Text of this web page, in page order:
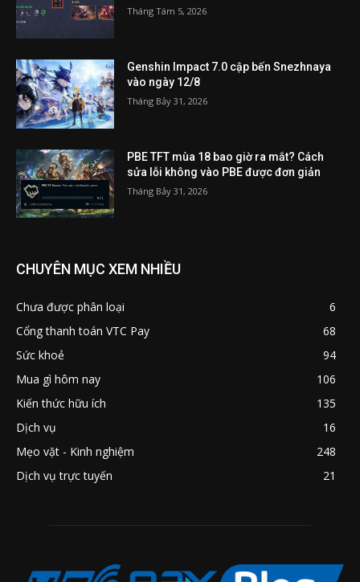
Tháng Tám 5, 2026
Genshin Impact 7.0 cập bến Snezhnaya
vào ngày 12/8
Tháng Bảy 31, 2026
PBE TFT mùa 18 bao giờ ra mắt? Cách
sửa lỗi không vào PBE được đơn giản
Tháng Bảy 31, 2026
CHUYÊN MỤC XEM NHIỀU
Chưa được phân loại
6
Cổng thanh toán VTC Pay
68
Sức khoẻ
94
Mua gì hôm nay
106
Kiến thức hữu ích
135
Dịch vụ
16
Mẹo vặt - Kinh nghiệm
248
Dịch vụ trực tuyến
21